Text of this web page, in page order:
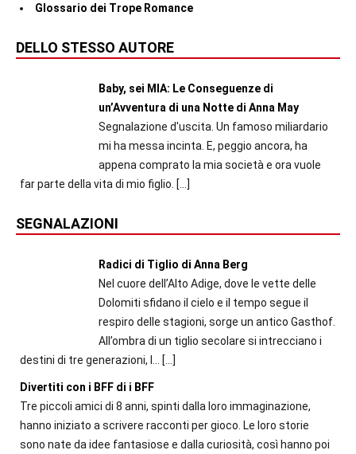
Glossario dei Trope Romance
DELLO STESSO AUTORE
Baby, sei MIA: Le Conseguenze di
un’Avventura di una Notte di Anna May
Segnalazione d'uscita. Un famoso miliardario
mi ha messa incinta. E, peggio ancora, ha
appena comprato la mia società e ora vuole
far parte della vita di mio figlio. […]
SEGNALAZIONI
Radici di Tiglio di Anna Berg
Nel cuore dell’Alto Adige, dove le vette delle
Dolomiti sfidano il cielo e il tempo segue il
respiro delle stagioni, sorge un antico Gasthof.
All’ombra di un tiglio secolare si intrecciano i
destini di tre generazioni, l...
[…]
Divertiti con i BFF di i BFF
Tre piccoli amici di 8 anni, spinti dalla loro immaginazione,
hanno iniziato a scrivere racconti per gioco. Le loro storie
sono nate da idee fantasiose e dalla curiosità, così hanno poi